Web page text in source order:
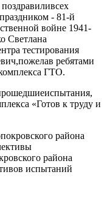
- 81-й
войне 1941-
Светлана
тестирования
ребятами
ГТО.
«Готов к труду и
района
района
испытаний